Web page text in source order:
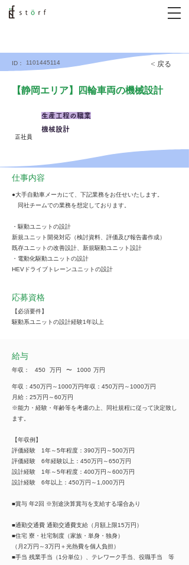
ID： 1101445114 < 戻る
【静岡エリア】四輪車両の機械設計
正社員
生産工程の職業
機械設計
仕事内容
●大手自動車メーカにて、下記業務をお任せいたします。
同社チームでの業務を想定しております。
・駆動ユニットの設計
新規ユニット開発対応（検討資料、評価及び報告書作成）
既存ユニットの改善設計、新規駆動ユニット設計
・電動化駆動ユニットの設計
HEVドライブトレーンユニットの設計
応募資格
【必須要件】
駆動系ユニットの設計経験1年以上
給与
年収： 450 万円 ​〜 1000 万円
年収：450万円～1000万円年収：450万円～1000万円
月給：25万円～60万円
※能力・経験・年齢等を考慮の上、同社規程に従って決定致し
ます。
【年収例】
評価経験 1年～5年程度：390万円～500万円
評価経験 6年経験以上：450万円～650万円
設計経験 1年～5年程度：400万円～600万円
設計経験 6年以上：450万円～1,000万円
■賞与 年2回 ※別途決算賞与を支給する場合あり
■通勤交通費 通勤交通費支給（月額上限15万円）
■住宅 寮・社宅制度（家族・単身・独身）
（月2万円～3万円＋光熱費を個人負担）
■手当 残業手当（1分単位）、テレワーク手当、役職手当 等